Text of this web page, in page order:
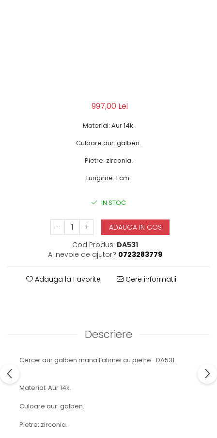
997,00 Lei
Material: Aur 14k.
Culoare aur: galben.
Pietre: zirconia.
Lungime: 1 cm.
IN STOC
ADAUGA IN COS
Cod Produs: DA531
Ai nevoie de ajutor? 0723283779
Adauga la Favorite Cere informatii
Descriere
Cercei aur galben mana Fatimei cu pietre- DA531.
Material: Aur 14k.
Culoare aur: galben.
Pietre: zirconia.